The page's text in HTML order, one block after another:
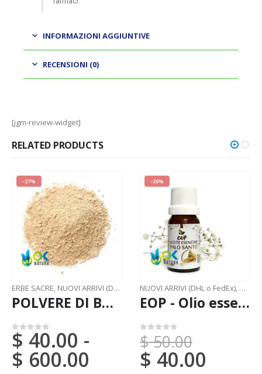
INFORMAZIONI AGGIUNTIVE
RECENSIONI (0)
[jgm-review-widget]
RELATED PRODUCTS
-27%
ERBE SACRE, NUOVI ARRIVI (DHL o FedEx)
POLVERE DI BOBINSANA / 200gr a 1kg - (Calliandra Angustifolia) 100% pura, naturale e biologica.
0su 5
$ 40.00 -
$ 600.00
-20%
NUOVI ARRIVI (DHL o FedEx), OLI
EOP - Olio essenziale di PALO SANTO - (Bursera graveolens)
0su 5
$50.00
$ 40.00